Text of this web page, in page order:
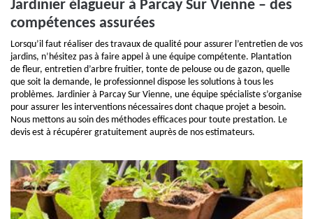
Jardinier élagueur à Parcay Sur Vienne – des
compétences assurées
Lorsqu’il faut réaliser des travaux de qualité pour assurer l’entretien de vos
jardins, n’hésitez pas à faire appel à une équipe compétente. Plantation
de fleur, entretien d’arbre fruitier, tonte de pelouse ou de gazon, quelle
que soit la demande, le professionnel dispose les solutions à tous les
problèmes. Jardinier à Parcay Sur Vienne, une équipe spécialiste s’organise
pour assurer les interventions nécessaires dont chaque projet a besoin.
Nous mettons au soin des méthodes efficaces pour toute prestation. Le
devis est à récupérer gratuitement auprès de nos estimateurs.